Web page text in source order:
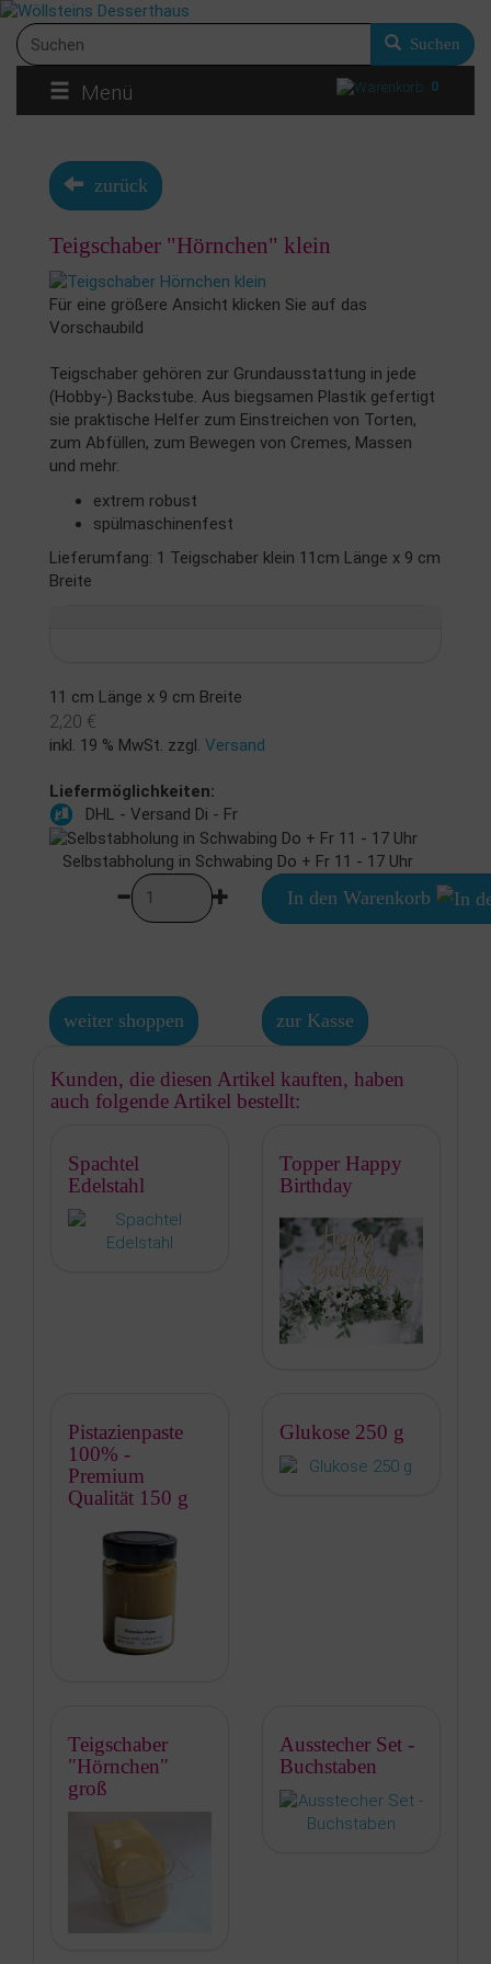
Suchen
Menü 0
zurück
Teigschaber "Hörnchen" klein
Für eine größere Ansicht klicken Sie auf das
Vorschaubild
Teigschaber gehören zur Grundausstattung in jede
(Hobby-) Backstube. Aus biegsamen Plastik gefertigt
sie praktische Helfer zum Einstreichen von Torten,
zum Abfüllen, zum Bewegen von Cremes, Massen
und mehr.
extrem robust
spülmaschinenfest
Lieferumfang: 1 Teigschaber klein 11cm Länge x 9 cm
Breite
11 cm Länge x 9 cm Breite
2,20 €
inkl. 19 % MwSt. zzgl. Versand
Liefermöglichkeiten:
DHL - Versand Di - Fr
Selbstabholung in Schwabing Do + Fr 11 - 17 Uhr
In den Warenkorb
weiter shoppen zur Kasse
Kunden, die diesen Artikel kauften, haben
auch folgende Artikel bestellt:
Spachtel
Edelstahl
Topper Happy
Birthday
Pistazienpaste
100% -
Premium
Qualität 150 g
Glukose 250 g
Teigschaber
"Hörnchen"
groß
Ausstecher Set -
Buchstaben